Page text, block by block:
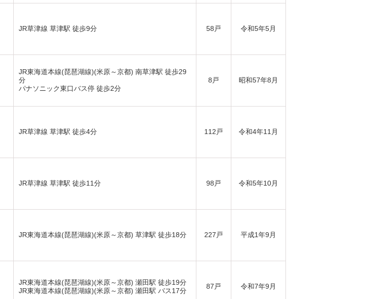
JR草津線 草津駅 徒歩9分 58戸 令和5年5月
JR東海道本線(琵琶湖線)(米原～京都) 南草津駅 徒歩29
分
パナソニック東口バス停 徒歩2分
8戸 昭和57年8月
JR草津線 草津駅 徒歩4分 112戸 令和4年11月
JR草津線 草津駅 徒歩11分 98戸 令和5年10月
JR東海道本線(琵琶湖線)(米原～京都) 草津駅 徒歩18分 227戸 平成1年9月
JR東海道本線(琵琶湖線)(米原～京都) 瀬田駅 徒歩19分
JR東海道本線(琵琶湖線)(米原～京都) 瀬田駅 バス17分
87戸 令和7年9月